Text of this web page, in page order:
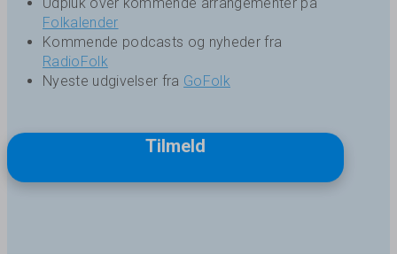
Folkalender
Kommende podcasts og nyheder fra
RadioFolk
Nyeste udgivelser fra GoFolk
Tilmeld